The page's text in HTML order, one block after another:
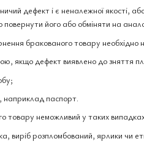
дефект і є неналежної якості,
його або обміняти на
бракованого товару необхідно
якщо дефект виявлено до зняття
наприклад паспорт.
товару неможливий у таких
виріб розпломбований, ярлики чи